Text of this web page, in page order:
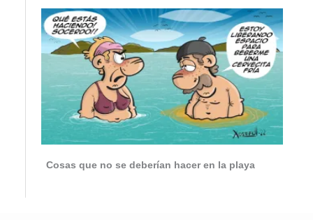
Cosas que no se deberían hacer en la playa